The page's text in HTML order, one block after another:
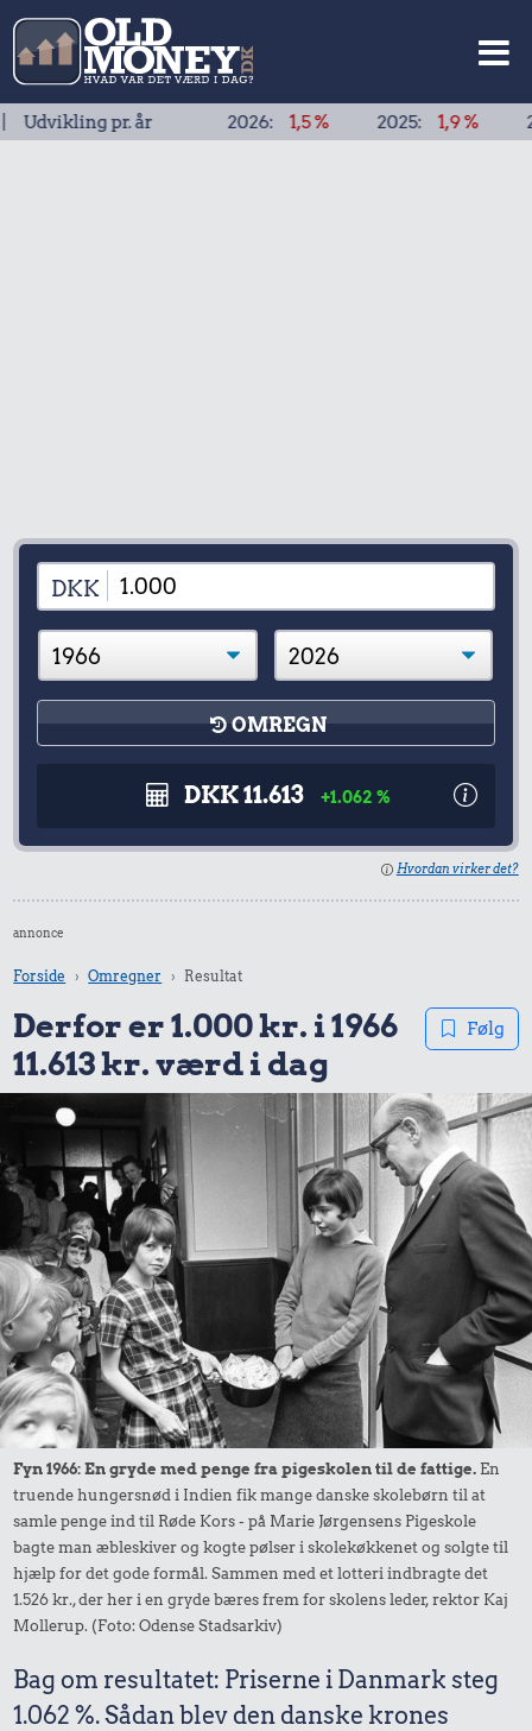
pr. år2026: 1,5 % 2025: 1,9 % 2024:
DKK
OMREGN
DKK 11.613 +1.062 %
Hvordan virker det?
annonce
Forside Omregner Resultat
Derfor er 1.000 kr. i 1966
11.613 kr. værd i dag
Følg
Fyn 1966: En gryde med penge fra pigeskolen til de fattige. En
truende hungersnød i Indien fik mange danske skolebørn til at
samle penge ind til Røde Kors - på Marie Jørgensens Pigeskole
bagte man æbleskiver og kogte pølser i skolekøkkenet og solgte til
hjælp for det gode formål. Sammen med et lotteri indbragte det
1.526 kr., der her i en gryde bæres frem for skolens leder, rektor Kaj
Mollerup. (Foto: Odense Stadsarkiv)
Bag om resultatet: Priserne i Danmark steg
1.062 %. Sådan blev den danske krones